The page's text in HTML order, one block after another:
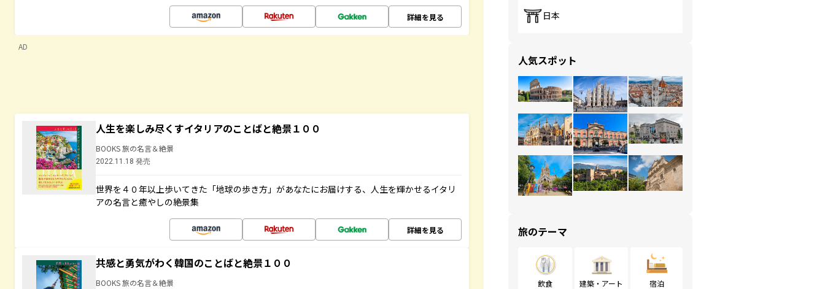
詳細を見る
AD
人生を楽しみ尽くすイタリアのことばと絶景１００
BOOKS 旅の名言＆絶景
2022.11.18 発売
世界を４０年以上歩いてきた「地球の歩き方」があなたにお届けする、人生を輝かせるイタリ
アの名言と癒やしの絶景集
詳細を見る
共感と勇気がわく韓国のことばと絶景１００
BOOKS 旅の名言＆絶景
日本
人気スポット
旅のテーマ
飲食 建築・アート 宿泊